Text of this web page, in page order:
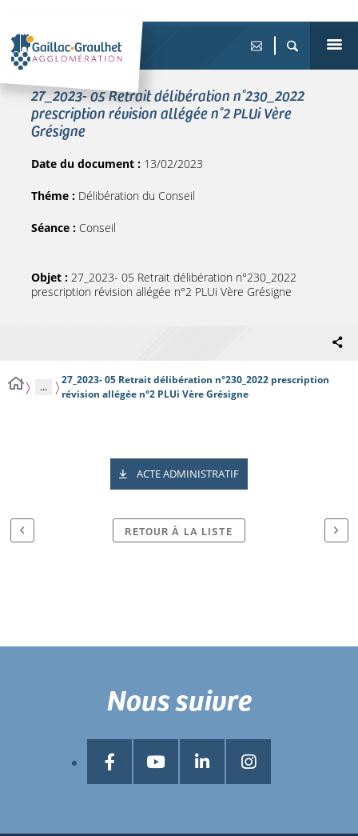
27_2023- 05 Retrait délibération n°230_2022
prescription révision allégée n°2 PLUi Vère
Grésigne
Date du document : 13/02/2023
Théme : Délibération du Conseil
Séance : Conseil
Objet : 27_2023- 05 Retrait délibération n°230_2022
prescription révision allégée n°2 PLUi Vère Grésigne
...
27_2023- 05 Retrait délibération n°230_2022 prescription
révision allégée n°2 PLUi Vère Grésigne
ACTE ADMINISTRATIF
RETOUR À LA LISTE
Nous suivre